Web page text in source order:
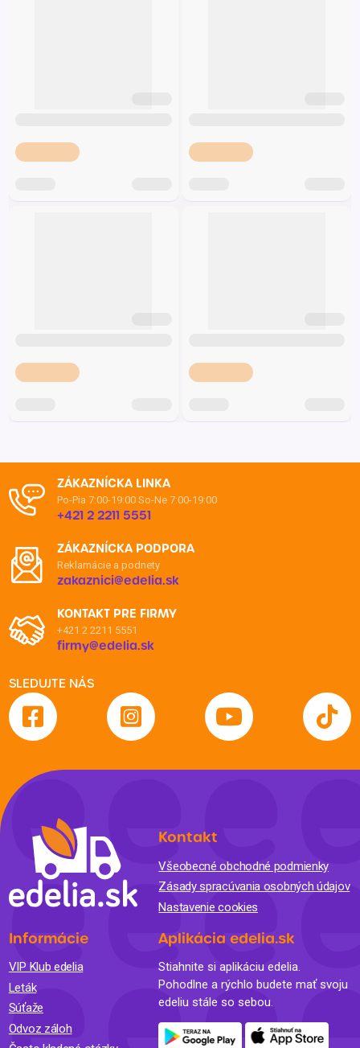
ZÁKAZNÍCKA LINKA
Po-Pia 7:00-19:00 So-Ne 7:00-19:00
+421 2 2211 5551
ZÁKAZNÍCKA PODPORA
Reklamácie a podnety
zakaznici@edelia.sk
KONTAKT PRE FIRMY
+421 2 2211 5551
firmy@edelia.sk
SLEDUJTE NÁS
Kontakt
Všeobecné obchodné podmienky
Zásady spracúvania osobných údajov
Nastavenie cookies
Informácie
VIP Klub edelia
Leták
Súťaže
Odvoz záloh
Aplikácia edelia.sk
Stiahnite si aplikáciu edelia.
Pohodlne a rýchlo budete mať svoju
edeliu stále so sebou.